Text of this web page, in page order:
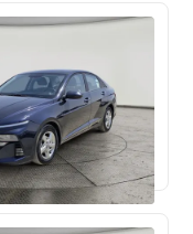
مستعملة 94,276 كم